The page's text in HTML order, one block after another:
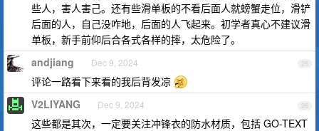
些人，害人害己。还有些滑单板的不看后面人就螃蟹走位，滑铲
后面的人，自己没咋地，后面的人飞起来。初学者真心不建议滑
单板，新手前仰后合各式各样的摔，太危险了。
25
andjiang Dec 9, 2024
评论一路看下来看的我后背发凉
26
V2LIYANG Dec 9, 2024
这些都是其次，一定要关注冲锋衣的防水材质，包括 GO-TEXT